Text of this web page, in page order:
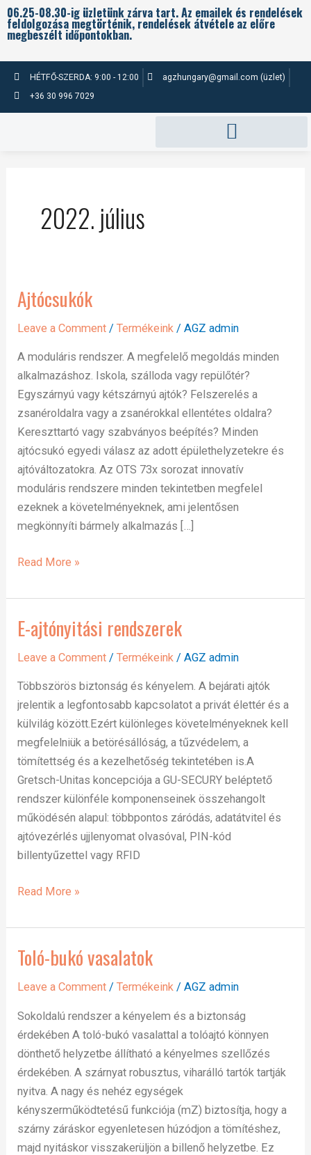
Skip
to
content
06.25-08.30-ig üzletünk zárva tart. Az emailek és rendelések
feldolgozása megtörténik, rendelések átvétele az előre
megbeszélt időpontokban.
HÉTFŐ-SZERDA: 9:00 - 12:00
agzhungary@gmail.com (üzlet)
+36 30 996 7029
2022. július
Ajtócsukók
Leave a Comment /Termékeink /AGZ admin
A moduláris rendszer. A megfelelő megoldás minden
alkalmazáshoz. Iskola, szálloda vagy repülőtér?
Egyszárnyú vagy kétszárnyú ajtók? Felszerelés a
zsanéroldalra vagy a zsanérokkal ellentétes oldalra?
Kereszttartó vagy szabványos beépítés? Minden
ajtócsukó egyedi válasz az adott épülethelyzetekre és
ajtóváltozatokra. Az OTS 73x sorozat innovatív
moduláris rendszere minden tekintetben megfelel
ezeknek a követelményeknek, ami jelentősen
megkönnyíti bármely alkalmazás […]
Ajtócsukók
Read More »
E-ajtónyitási rendszerek
Leave a Comment /Termékeink /AGZ admin
Többszörös biztonság és kényelem. A bejárati ajtók
jrelentik a legfontosabb kapcsolatot a privát élettér és a
külvilág között.Ezért különleges követelményeknek kell
megfelelniük a betörésállóság, a tűzvédelem, a
tömítettség és a kezelhetőség tekintetében is.A
Gretsch-Unitas koncepciója a GU-SECURY beléptető
rendszer különféle komponenseinek összehangolt
működésén alapul: többpontos záródás, adatátvitel és
ajtóvezérlés ujjlenyomat olvasóval, PIN-kód
billentyűzettel vagy RFID
E-
ajtónyitási
rendszerek
Read More »
Toló-bukó vasalatok
Leave a Comment /Termékeink /AGZ admin
Sokoldalú rendszer a kényelem és a biztonság
érdekében A toló-bukó vasalattal a tolóajtó könnyen
dönthető helyzetbe állítható a kényelmes szellőzés
érdekében. A szárnyat robusztus, viharálló tartók tartják
nyitva. A nagy és nehéz egységek
kényszerműködtetésű funkciója (mZ) biztosítja, hogy a
szárny záráskor egyenletesen húzódjon a tömítéshez,
majd nyitáskor visszakerüljön a billenő helyzetbe. Ez
Toló-
vasalatok
Post
pagination